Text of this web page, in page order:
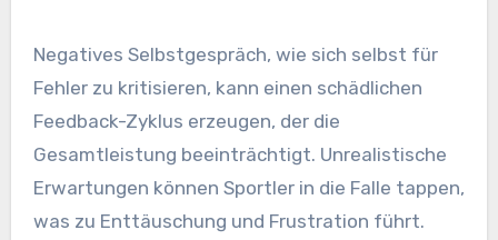
Negatives Selbstgespräch, wie sich selbst für
Fehler zu kritisieren, kann einen schädlichen
Feedback-Zyklus erzeugen, der die
Gesamtleistung beeinträchtigt. Unrealistische
Erwartungen können Sportler in die Falle tappen,
was zu Enttäuschung und Frustration führt.